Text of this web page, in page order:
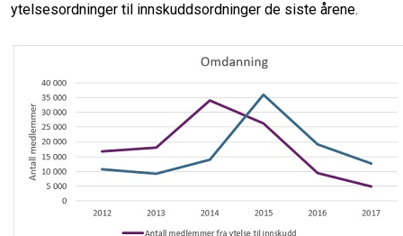
ytelsesordninger til innskuddsordninger de siste årene.